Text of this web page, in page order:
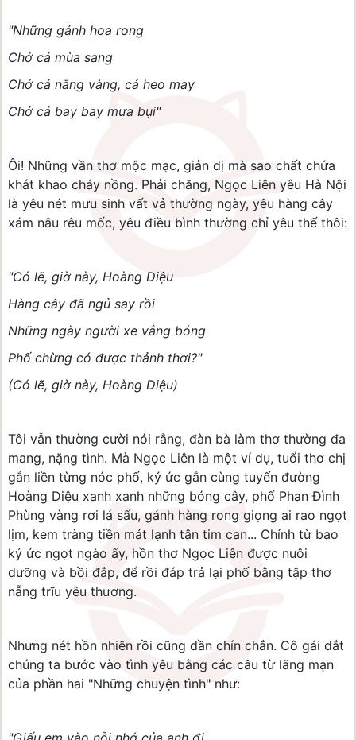
"Những gánh hoa rong
Chở cả mùa sang
Chở cả nắng vàng, cả heo may
Chở cả bay bay mưa bụi"
Ôi! Những vần thơ mộc mạc, giản dị mà sao chất chứa
khát khao cháy nồng. Phải chăng, Ngọc Liên yêu Hà Nội
là yêu nét mưu sinh vất vả thường ngày, yêu hàng cây
xám nâu rêu mốc, yêu điều bình thường chỉ yêu thế thôi:
"Có lẽ, giờ này, Hoàng Diệu
Hàng cây đã ngủ say rồi
Những ngày người xe vắng bóng
Phố chừng có được thảnh thơi?"
(Có lẽ, giờ này, Hoàng Diệu)
Tôi vẫn thường cười nói rằng, đàn bà làm thơ thường đa
mang, nặng tình. Mà Ngọc Liên là một ví dụ, tuổi thơ chị
gắn liền từng nóc phố, ký ức gắn cùng tuyến đường
Hoàng Diệu xanh xanh những bóng cây, phố Phan Đình
Phùng vàng rơi lá sấu, gánh hàng rong giọng ai rao ngọt
lịm, kem tràng tiền mát lạnh tận tim can... Chính từ bao
ký ức ngọt ngào ấy, hồn thơ Ngọc Liên được nuôi
dưỡng và bồi đắp, để rồi đáp trả lại phố bằng tập thơ
nẵng trĩu yêu thương.
Nhưng nét hồn nhiên rồi cũng dần chín chắn. Cô gái dắt
chúng ta bước vào tình yêu bằng các câu từ lãng mạn
của phần hai "Những chuyện tình" như: